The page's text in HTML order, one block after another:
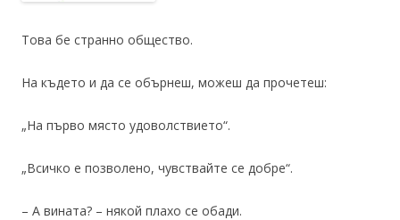
Това бе странно общество.
На където и да се обърнеш, можеш да прочетеш:
„На първо място удоволствието“.
„Всичко е позволено, чувствайте се добре“.
– А вината? – някой плахо се обади.